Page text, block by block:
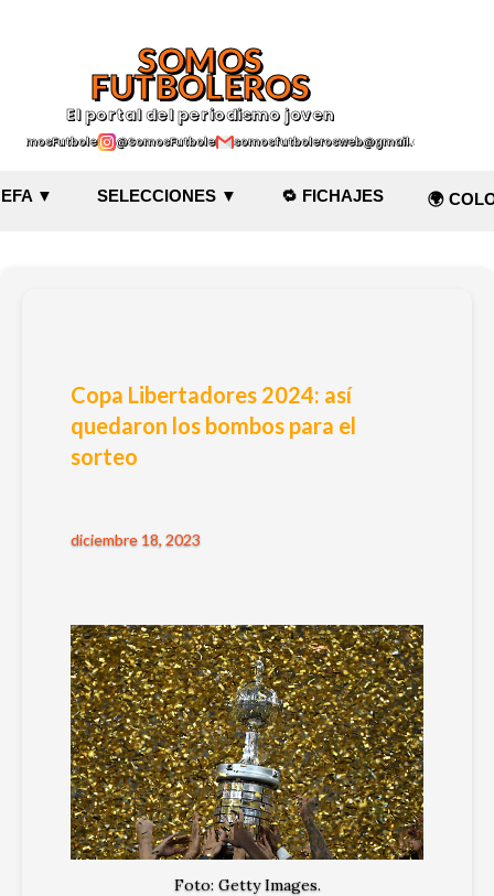
SOMOS
FUTBOLEROS
El portal del periodismo joven
@SomosFutbolerossomosfutbolerosweb@gmail.com
▼ SELECCIONES ▼ 🔁 FICHAJES 🌍
Copa Libertadores 2024: así
quedaron los bombos para el
sorteo
diciembre 18, 2023
Foto: Getty Images.